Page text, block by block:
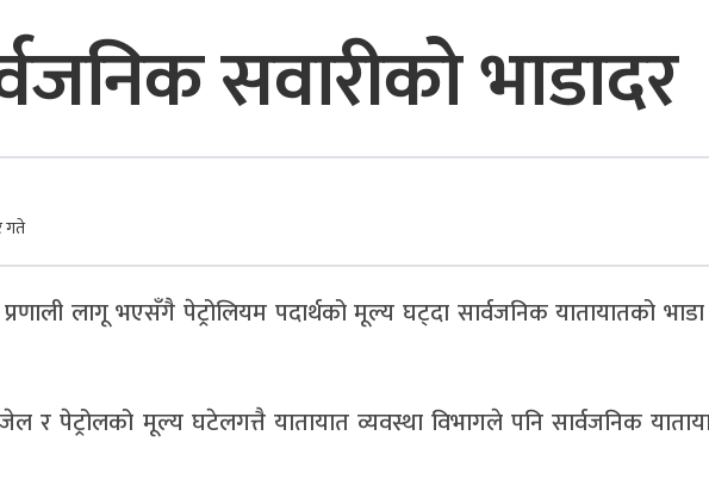
सवारीको भाडादर
गते
लागू भएसँगै पेट्रोलियम पदार्थको मूल्य घट्दा सार्वजनिक यातायातको
र पेट्रोलको मूल्य घटेलगत्तै यातायात व्यवस्था विभागले पनि सार्वजनिक